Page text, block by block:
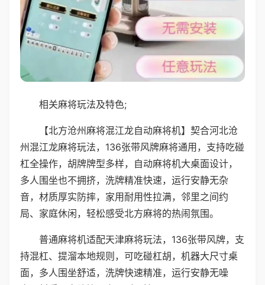
相关麻将玩法及特色;
【北方沧州麻将混江龙自动麻将机】契合河北沧
州混江龙麻将玩法，136张带风牌麻将通用，支持吃碰
杠全操作，胡牌牌型多样，自动麻将机大桌面设计，
多人围坐也不拥挤，洗牌精准快速，运行安静无杂
音，材质厚实防摔，家用耐用性拉满，邻里之间约
局、家庭休闲，轻松感受北方麻将的热闹氛围。
普通麻将机适配天津麻将玩法，136张带风牌，支
持混杠、提溜本地规则，可吃碰杠胡，机器大尺寸桌
面，多人围坐舒适，洗牌快速精准，运行安静无噪